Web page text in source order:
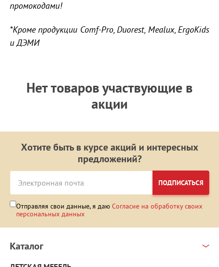
промокодами!
*Кроме продукции Comf-Pro, Duorest, Mealux, ErgoKids
и ДЭМИ
Нет товаров участвующие в
акции
Хотите быть в курсе акций и интересных
предложений?
ПОДПИСАТЬСЯ
Отправляя свои данные, я даю Согласие на обработку своих
персональных данных
Каталог